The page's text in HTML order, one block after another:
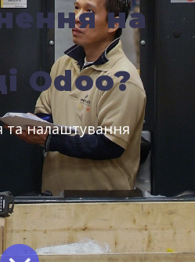
на
Odoo?
та налаштування